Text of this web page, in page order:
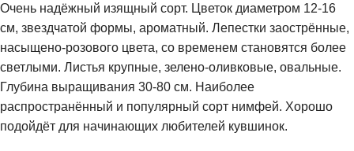
Очень надёжный изящный сорт. Цветок диаметром 12-16
см, звездчатой формы, ароматный. Лепестки заострённые,
насыщено-розового цвета, со временем становятся более
светлыми. Листья крупные, зелено-оливковые, овальные.
Глубина выращивания 30-80 см. Наиболее
распространённый и популярный сорт нимфей. Хорошо
подойдёт для начинающих любителей кувшинок.